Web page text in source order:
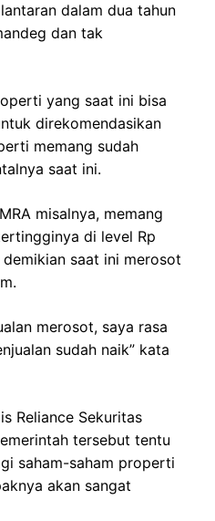
dalam dua tahun
dan tak
yang saat ini bisa
direkomendasikan
memang sudah
saat ini.
misalnya, memang
di level Rp
saat ini merosot
merosot, saya rasa
sudah naik” kata
Reliance Sekuritas
tersebut tentu
saham-saham properti
akan sangat